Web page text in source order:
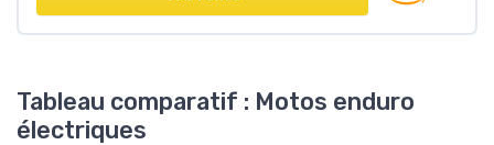
Tableau comparatif : Motos enduro
électriques